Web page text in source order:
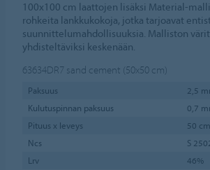
100x100 cm laattojen lisäksi Material-
rohkeita lankkukokoja, jotka tarjoavat
suunnittelumahdollisuuksia. Malliston
yhdisteltäviksi keskenään.
63634DR7 sand cement (50x50 cm)
Paksuus
2,5
Kulutuspinnan paksuus
0,7
Pituus x leveys
50
Ncs
S
Lrv
46%